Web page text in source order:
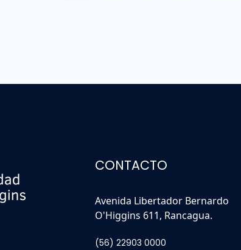
CONTACTO
Avenida Libertador Bernardo
O'Higgins 611, Rancagua.
(56) 22903 0000